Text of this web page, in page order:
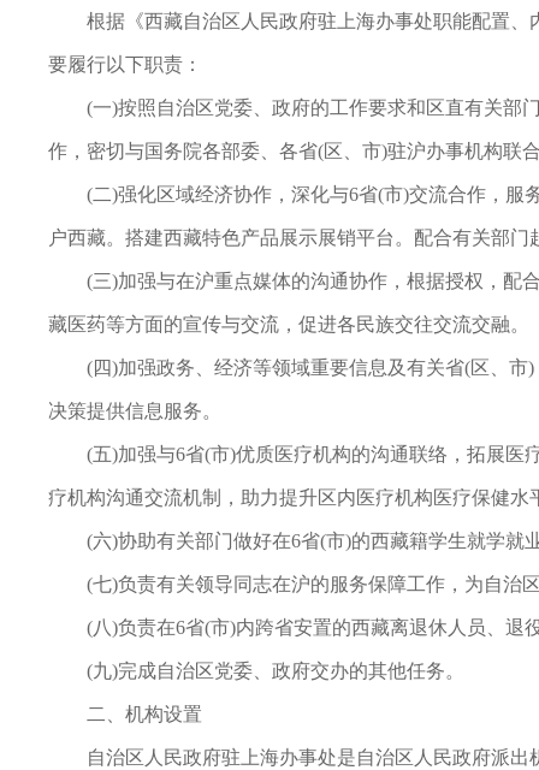
根据《西藏自治区人民政府驻上海办事处职能配置
要履行以下职责：
(一)按照自治区党委、政府的工作要求和区直有关部
作，密切与国务院各部委、各省(区、市)驻沪办事机构联
(二)强化区域经济协作，深化与6省(市)交流合作，
户西藏。搭建西藏特色产品展示展销平台。配合有关部
(三)加强与在沪重点媒体的沟通协作，根据授权，配
藏医药等方面的宣传与交流，促进各民族交往交流交融。
(四)加强政务、经济等领域重要信息及有关省(区、
决策提供信息服务。
(五)加强与6省(市)优质医疗机构的沟通联络，拓展
疗机构沟通交流机制，助力提升区内医疗机构医疗保健水
(六)协助有关部门做好在6省(市)的西藏籍学生就学
(七)负责有关领导同志在沪的服务保障工作，为自治
(八)负责在6省(市)内跨省安置的西藏离退休人员、
(九)完成自治区党委、政府交办的其他任务。
二、机构设置
自治区人民政府驻上海办事处是自治区人民政府派